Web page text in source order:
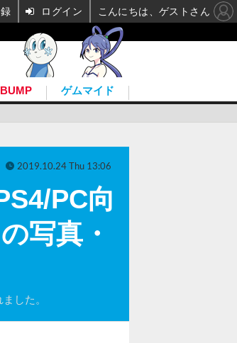
ゲムマイド
PC向
写真・
した。
2019.10.24 Thu 13:06
ログイン こんにちは、ゲストさん